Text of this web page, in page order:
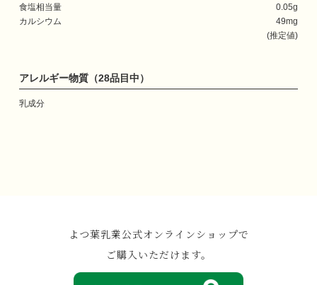
食塩相当量
0.05g
カルシウム
49mg
(推定値)
アレルギー物質（28品目中）
乳成分
よつ葉乳業公式オンラインショップで
ご購入いただけます。